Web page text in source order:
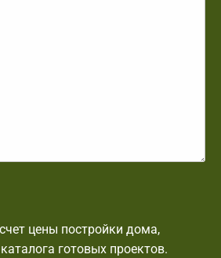
цены постройки дома,
готовых проектов.